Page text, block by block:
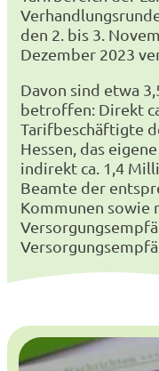
den 2. bis 3.
Dezember 2023
Davon sind etwa
betroffen: Direkt
Tarifbeschäftigte
Hessen, das
indirekt ca. 1,4
Beamte der
Kommunen sowie